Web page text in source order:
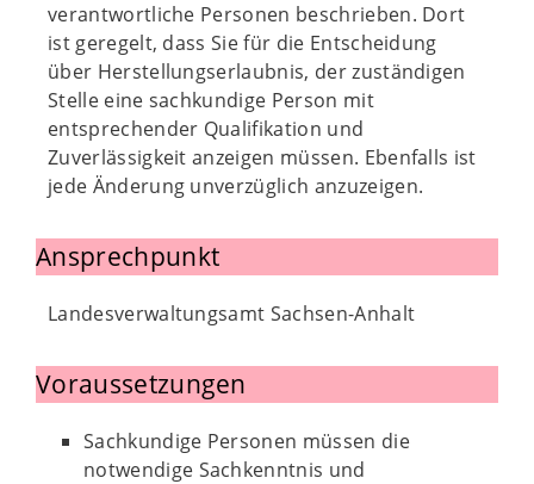
verantwortliche Personen beschrieben. Dort
ist geregelt, dass Sie für die Entscheidung
über Herstellungserlaubnis, der zuständigen
Stelle eine sachkundige Person mit
entsprechender Qualifikation und
Zuverlässigkeit anzeigen müssen. Ebenfalls ist
jede Änderung unverzüglich anzuzeigen.
Ansprechpunkt
Landesverwaltungsamt Sachsen-Anhalt
Voraussetzungen
Sachkundige Personen müssen die
notwendige Sachkenntnis und